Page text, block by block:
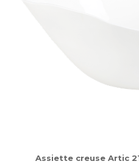
Assiette creuse Artic